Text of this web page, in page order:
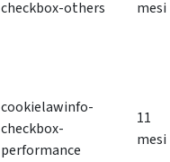
checkbox-others
mesi
cookielawinfo-
checkbox-
performance
11
mesi